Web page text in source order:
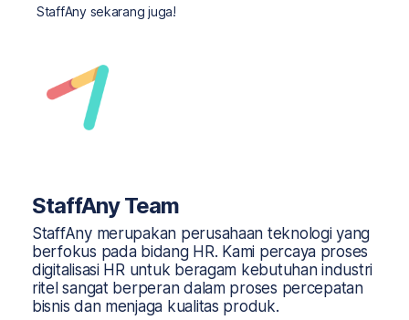
StaffAny sekarang juga!
StaffAny Team
StaffAny merupakan perusahaan teknologi yang
berfokus pada bidang HR. Kami percaya proses
digitalisasi HR untuk beragam kebutuhan industri
ritel sangat berperan dalam proses percepatan
bisnis dan menjaga kualitas produk.